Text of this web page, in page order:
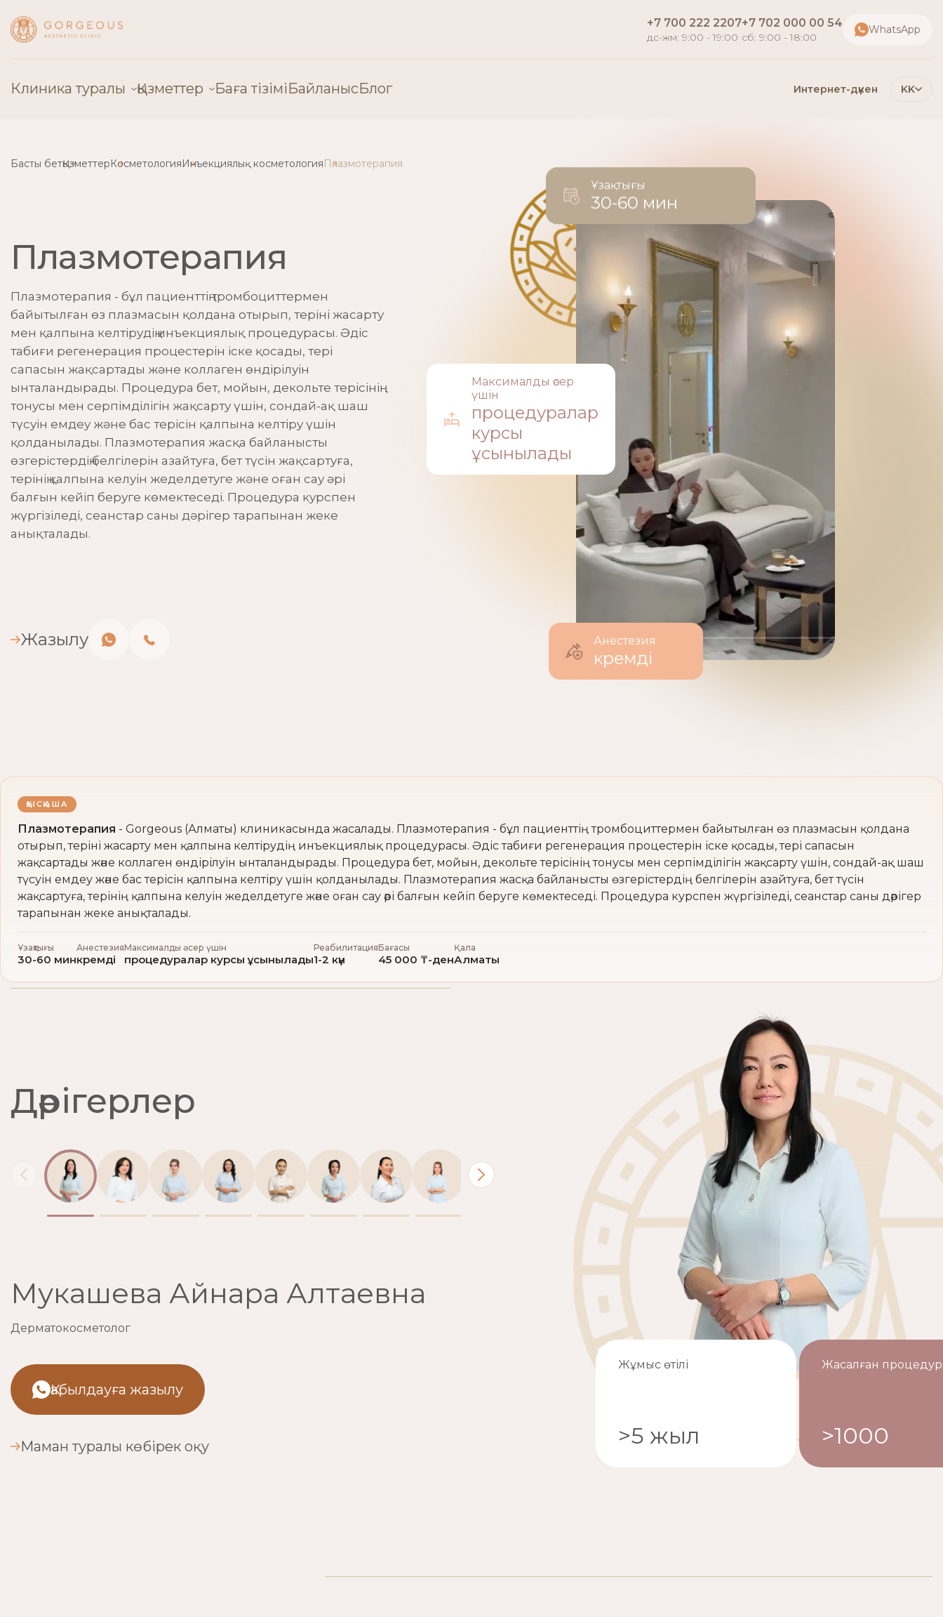
+7 700 222 2207
дс-жм: 9:00 - 19:00
+7 702 000 00 54
сб: 9:00 - 18:00
WhatsApp
Клиника туралы
Клиника туралы
Пікірлер
Байланыс
Қызметтер
Пластикалық хирургия
Балалар хирургиясы
Трихология
Күтім процедуралары
Пирсинг
Пластикалық хирургия: Бет
Пластикалық хирургия: Дене
Баға тізіміБайланысБлог Интернет-дүкен KK
Басты бетҚызметтерКосметологияИнъекциялық косметологияПлазмотерапия
Плазмотерапия
Плазмотерапия - бұл пациенттің тромбоциттермен
байытылған өз плазмасын қолдана отырып, теріні жасарту
мен қалпына келтірудің инъекциялық процедурасы. Әдіс
табиғи регенерация процестерін іске қосады, тері
сапасын жақсартады және коллаген өндірілуін
ынталандырады. Процедура бет, мойын, декольте терісінің
тонусы мен серпімділігін жақсарту үшін, сондай-ақ шаш
түсуін емдеу және бас терісін қалпына келтіру үшін
қолданылады. Плазмотерапия жасқа байланысты
өзгерістердің белгілерін азайтуға, бет түсін жақсартуға,
терінің қалпына келуін жеделдетуге және оған сау әрі
балғын кейіп беруге көмектеседі. Процедура курспен
жүргізіледі, сеанстар саны дәрігер тарапынан жеке
анықталады.
Жазылу
Ұзақтығы
30-60 мин
Максималды әсер
үшін
процедуралар
курсы
ұсынылады
кремді
ҚЫСҚАША
Плазмотерапия - Gorgeous (Алматы) клиникасында жасалады. Плазмотерапия - бұл пациенттің тромбоциттермен байытылған өз плазмасын қолдана
отырып, теріні жасарту мен қалпына келтірудің инъекциялық процедурасы. Әдіс табиғи регенерация процестерін іске қосады, тері сапасын
жақсартады және коллаген өндірілуін ынталандырады. Процедура бет, мойын, декольте терісінің тонусы мен серпімділігін жақсарту үшін, сондай-ақ шаш
түсуін емдеу және бас терісін қалпына келтіру үшін қолданылады. Плазмотерапия жасқа байланысты өзгерістердің белгілерін азайтуға, бет түсін
жақсартуға, терінің қалпына келуін жеделдетуге және оған сау әрі балғын кейіп беруге көмектеседі. Процедура курспен жүргізіледі, сеанстар саны дәрігер
тарапынан жеке анықталады.
Ұзақтығы
30-60 мин
Анестезия
кремді
Максималды әсер үшін
процедуралар курсы ұсынылады
Реабилитация
1-2 күн
Бағасы
45 000 ₸-ден
Қала
Алматы
Дәрігерлер
Мукашева Айнара Алтаевна
Дерматокосметолог
Қабылдауға жазылу
Маман туралы көбірек оқу
Жұмыс өтілі
>5 жыл
Жасалған
>1000